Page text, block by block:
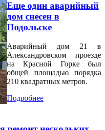
Еще один аварийный
дом снесен в
Подольске
Аварийный дом 21 в
Александровском проезде
на Красной Горке был
общей площадью порядка
210 квадратных метров.
Подробнее